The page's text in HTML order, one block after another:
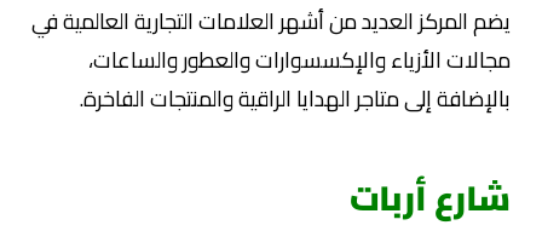
يضم المركز العديد من أشهر العلامات التجارية العالمية في
مجالات الأزياء والإكسسوارات والعطور والساعات،
بالإضافة إلى متاجر الهدايا الراقية والمنتجات الفاخرة.
شارع أربات